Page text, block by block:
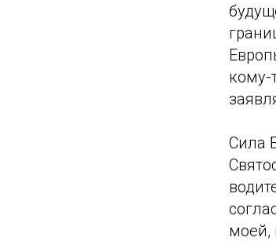
кому-
Сила
моей,